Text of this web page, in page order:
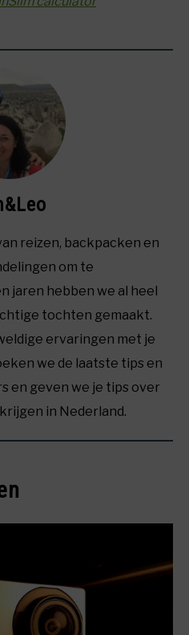
reizen, backpacken en
om te
jaren hebben we al heel
tochten gemaakt.
ervaringen met je
we de laatste tips en
en geven we je tips over
in Nederland.